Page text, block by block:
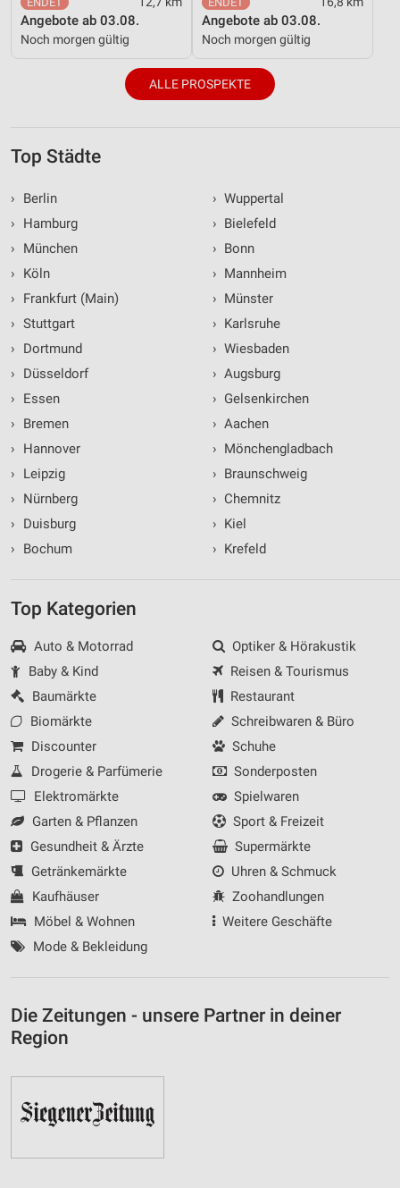
Angebote ab 03.08.
Noch morgen gültig
Angebote ab 03.08.
Noch morgen gültig
ALLE PROSPEKTE
Top Städte
›
Berlin
›
Hamburg
›
München
›
Köln
›
Frankfurt (Main)
› Stuttgart
›
Dortmund
›
Düsseldorf
›
Essen
›
Bremen
›
Hannover
›
Leipzig
›
Nürnberg
›
Duisburg
›
Bochum
› Wuppertal
› Bielefeld
› Bonn
› Mannheim
› Münster
› Karlsruhe
› Wiesbaden
› Augsburg
› Gelsenkirchen
› Aachen
› Mönchengladbach
› Braunschweig
› Chemnitz
› Kiel
› Krefeld
Top Kategorien
Auto & Motorrad
Baby & Kind
Baumärkte
Biomärkte
Discounter
Drogerie & Parfümerie
Elektromärkte
Garten & Pflanzen
Gesundheit & Ärzte
Getränkemärkte
Kaufhäuser
Möbel & Wohnen
Mode & Bekleidung
Optiker & Hörakustik
Reisen & Tourismus
Restaurant
Schreibwaren & Büro
Schuhe
Sonderposten
Spielwaren
Sport & Freizeit
Supermärkte
Uhren & Schmuck
Zoohandlungen
Weitere Geschäfte
Die Zeitungen - unsere Partner in deiner
Region